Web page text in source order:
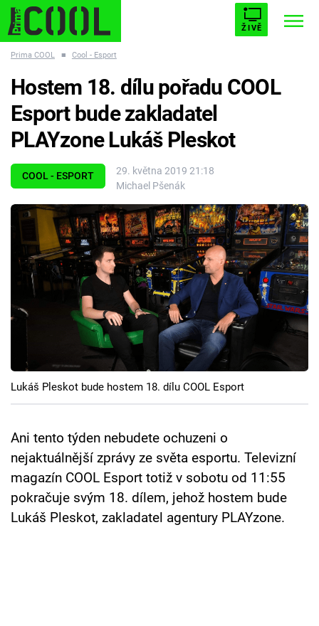
ŽIVĚ
ESCAPE PLNEJ KOTEL AVENGERS 5
Témata
Filmy
Seriály
Hry
Cool Esport
Pořady
TV Program
Sledujte prima+
Přihlášení
Prima COOL ■ Cool - Esport
COOL - ESPORT
29. května 2019 21:18
Michael Pšenák
Hostem 18. dílu pořadu COOL
Esport bude zakladatel
PLAYzone Lukáš Pleskot
Lukáš Pleskot bude hostem 18. dílu COOL Esport
Ani tento týden nebudete ochuzeni o
nejaktuálnější zprávy ze světa esportu. Televizní
magazín COOL Esport totiž v sobotu od 11:55
pokračuje svým 18. dílem, jehož hostem bude
Lukáš Pleskot, zakladatel agentury PLAYzone.